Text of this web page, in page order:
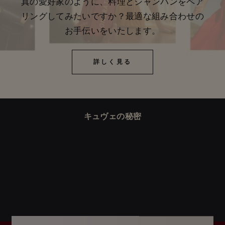
リングしてみたいですか？最適な組み合わせの
お手伝いをいたします。
詳しく見る
詳しく見る
キュヴェの秘密